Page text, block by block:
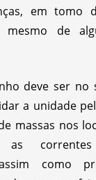
em tomo
mesmo de
deve ser no
a unidade
massas nos
as
como